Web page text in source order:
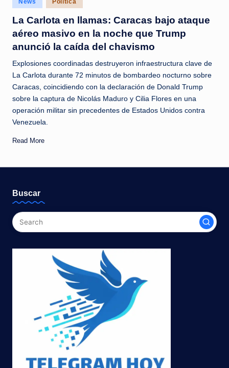
c
i
a
a
l
i
n
s
n
t
e
in
News Política
La Carlota en llamas: Caracas bajo ataque
aéreo masivo en la noche que Trump
anunció la caída del chavismo
Explosiones coordinadas destruyeron infraestructura clave de
La Carlota durante 72 minutos de bombardeo nocturno sobre
Caracas, coincidiendo con la declaración de Donald Trump
sobre la captura de Nicolás Maduro y Cilia Flores en una
operación militar sin precedentes de Estados Unidos contra
Venezuela.
Read More
Buscar